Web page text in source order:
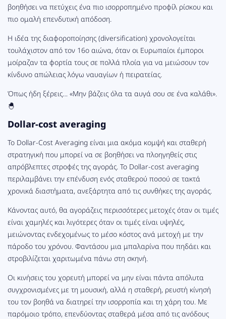
βοηθήσει να πετύχεις ένα πιο ισορροπημένο προφίλ ρίσκου και
πιο ομαλή επενδυτική απόδοση.
Η ιδέα της διαφοροποίησης (diversification) χρονολογείται
τουλάχιστον από τον 16ο αιώνα, όταν οι Ευρωπαίοι έμποροι
μοίραζαν τα φορτία τους σε πολλά πλοία για να μειώσουν τον
κίνδυνο απώλειας λόγω ναυαγίων ή πειρατείας.
Όπως ήδη ξέρεις… «Μην βάζεις όλα τα αυγά σου σε ένα καλάθι».
🐣
Dollar-cost averaging
Το Dollar-Cost Averaging είναι μια ακόμα κομψή και σταθερή
στρατηγική που μπορεί να σε βοηθήσει να πλοηγηθείς στις
απρόβλεπτες στροφές της αγοράς. Το Dollar-cost averaging
περιλαμβάνει την επένδυση ενός σταθερού ποσού σε τακτά
χρονικά διαστήματα, ανεξάρτητα από τις συνθήκες της αγοράς.
Κάνοντας αυτό, θα αγοράζεις περισσότερες μετοχές όταν οι τιμές
είναι χαμηλές και λιγότερες όταν οι τιμές είναι υψηλές,
μειώνοντας ενδεχομένως το μέσο κόστος ανά μετοχή με την
πάροδο του χρόνου. Φαντάσου μια μπαλαρίνα που πηδάει και
στροβιλίζεται χαριτωμένα πάνω στη σκηνή.
Οι κινήσεις του χορευτή μπορεί να μην είναι πάντα απόλυτα
συγχρονισμένες με τη μουσική, αλλά η σταθερή, ρευστή κίνησή
του τον βοηθά να διατηρεί την ισορροπία και τη χάρη του. Με
παρόμοιο τρόπο, επενδύοντας σταθερά μέσα από τις ανόδους